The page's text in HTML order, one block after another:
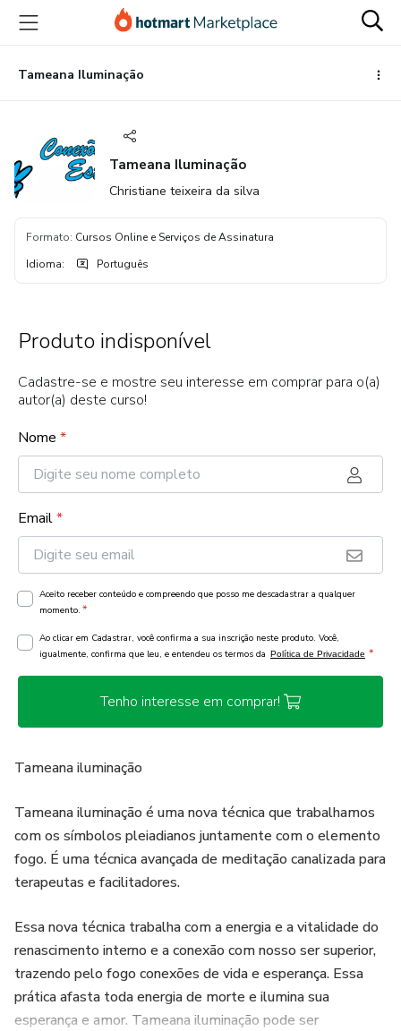
para
conteúdo
principal
para
pagamento
para
rodapé
Tameana Iluminação
Tameana Iluminação
Christiane teixeira da silva
Formato: Cursos Online e Serviços de Assinatura
Idioma: Português
Produto indisponível
Cadastre-se e mostre seu interesse em comprar para o(a)
autor(a) deste curso!
Nome *
Email*
Aceito receber conteúdo e compreendo que posso me descadastrar a qualquer
momento. *
Ao clicar em Cadastrar, você confirma a sua inscrição neste produto. Você,
igualmente, confirma que leu, e entendeu os termos da Política de Privacidade *
Tenho interesse em comprar!
Tameana iluminação
Tameana iluminação é uma nova técnica que trabalhamos
com os símbolos pleiadianos juntamente com o elemento
fogo. É uma técnica avançada de meditação canalizada para
terapeutas e facilitadores.
Essa nova técnica trabalha com a energia e a vitalidade do
renascimento interno e a conexão com nosso ser superior,
trazendo pelo fogo conexões de vida e esperança. Essa
prática afasta toda energia de morte e ilumina sua
esperança e amor. Tameana iluminação pode ser